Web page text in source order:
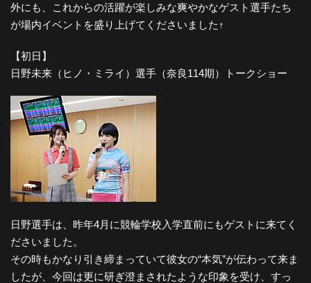
外にも、これからの活躍が楽しみな爽やかなゲスト選手たち
が場内イベントを盛り上げてくださいました↑
【初日】
日野未来（ヒノ・ミライ）選手（奈良114期）トークショー
日野選手は、昨年4月に競輪学校入学直前にもゲストに来てく
ださいました。
その時もかなり引き締まっていて彼女の“本気”が伝わって来ま
したが、今回は更に研ぎ澄まされたような印象を受け、すっ